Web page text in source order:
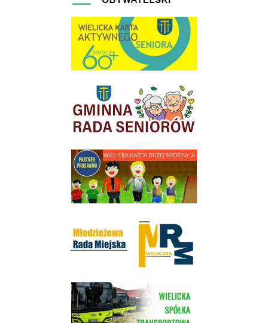
link do strony Wielicka Karta Aktywnego Seniora
link do strony Gminnej Rady Seniorow - Wieliczka
link do strony - Wielicka Karta Dużej Rodziny
link do strony Wielickiej Spółki Transportowej